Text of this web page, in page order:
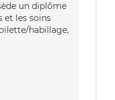
un diplôme
et les soins
habillage,